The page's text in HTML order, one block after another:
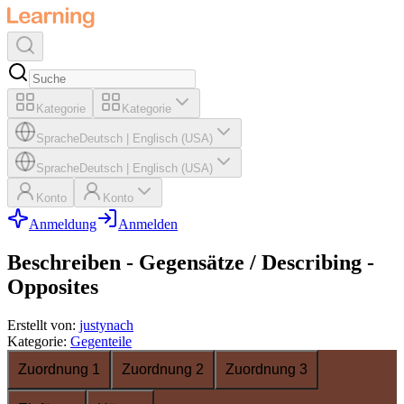
Kategorie Kategorie
SpracheDeutsch Englisch (USA)
SpracheDeutsch Englisch (USA)
Konto Konto
Anmeldung Anmelden
Beschreiben - Gegensätze / Describing -
Opposites
Erstellt von: justynach
Kategorie: Gegenteile
Zuordnung 1
Zuordnung 2 Zuordnung 3